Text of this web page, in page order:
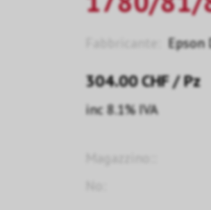
Epson
304.00CHF/ Pz
inc 8.1% IVA